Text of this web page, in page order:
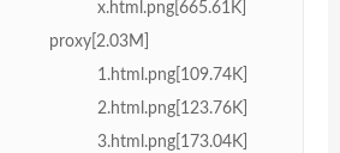
x.html.png[665.61K]
proxy[2.03M]
1.html.png[109.74K]
2.html.png[123.76K]
3.html.png[173.04K]